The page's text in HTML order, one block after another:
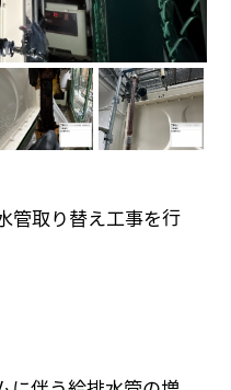
管取り替え工事を行